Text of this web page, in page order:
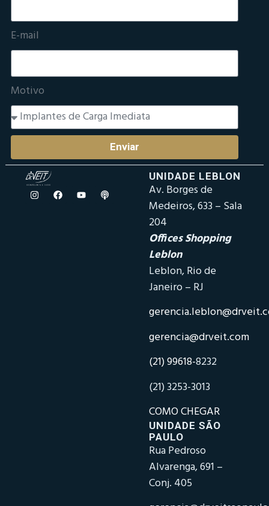
E-mail
Motivo
Enviar
UNIDADE LEBLON
Av. Borges de
Medeiros, 633 – Sala
204
Offices Shopping
Leblon
Leblon, Rio de
Janeiro – RJ
gerencia@drveit.com
(21) 99618-8232
(21) 3253-3013
COMO CHEGAR
UNIDADE SÃO
PAULO
Rua Pedroso
Alvarenga, 691 –
Conj. 405